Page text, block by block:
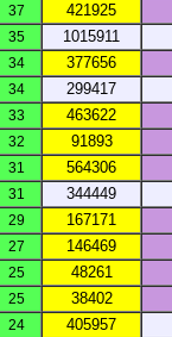
37 421925
35
1015911
34 377656
34
299417
33 463622
32 91893
31 564306
31
344449
29 167171
27 146469
25 48261
25 38402
24 405957